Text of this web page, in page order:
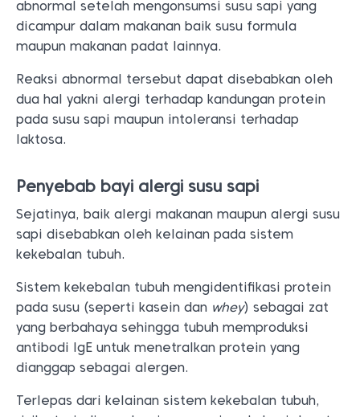
abnormal setelah mengonsumsi susu sapi yang
dicampur dalam makanan baik susu formula
maupun makanan padat lainnya.
Reaksi abnormal tersebut dapat disebabkan oleh
dua hal yakni alergi terhadap kandungan protein
pada susu sapi maupun intoleransi terhadap
laktosa.
Penyebab bayi alergi susu sapi
Sejatinya, baik alergi makanan maupun alergi susu
sapi disebabkan oleh kelainan pada sistem
kekebalan tubuh.
Sistem kekebalan tubuh mengidentifikasi protein
pada susu (seperti kasein dan whey) sebagai zat
yang berbahaya sehingga tubuh memproduksi
antibodi IgE untuk menetralkan protein yang
dianggap sebagai alergen.
Terlepas dari kelainan sistem kekebalan tubuh,